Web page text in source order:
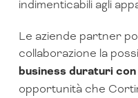
indimenticabili agli
Le aziende partner
collaborazione la
business duraturi
opportunità che